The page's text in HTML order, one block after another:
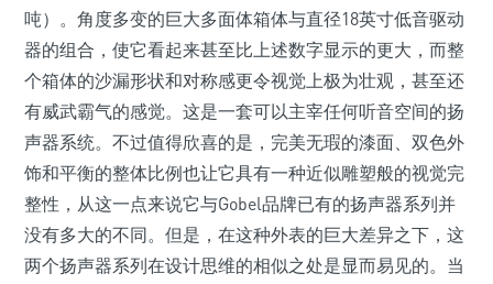
吨）。角度多变的巨大多面体箱体与直径18英寸低音驱动
器的组合，使它看起来甚至比上述数字显示的更大，而整
个箱体的沙漏形状和对称感更令视觉上极为壮观，甚至还
有威武霸气的感觉。这是一套可以主宰任何听音空间的扬
声器系统。不过值得欣喜的是，完美无瑕的漆面、双色外
饰和平衡的整体比例也让它具有一种近似雕塑般的视觉完
整性，从这一点来说它与Gobel品牌已有的扬声器系列并
没有多大的不同。但是，在这种外表的巨大差异之下，这
两个扬声器系列在设计思维的相似之处是显而易见的。当